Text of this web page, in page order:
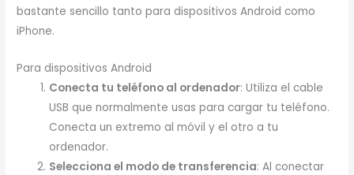
bastante sencillo tanto para dispositivos Android como
iPhone.
Para dispositivos Android
Conecta tu teléfono al ordenador: Utiliza el cable
USB que normalmente usas para cargar tu teléfono.
Conecta un extremo al móvil y el otro a tu
ordenador.
Selecciona el modo de transferencia: Al conectar